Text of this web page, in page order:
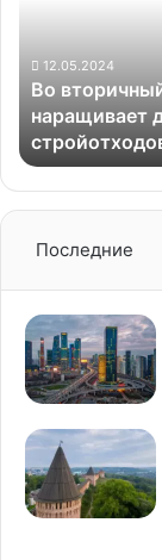
перерабатываемых
стройотходов
12.05.2024
Во
наращивает
Последние